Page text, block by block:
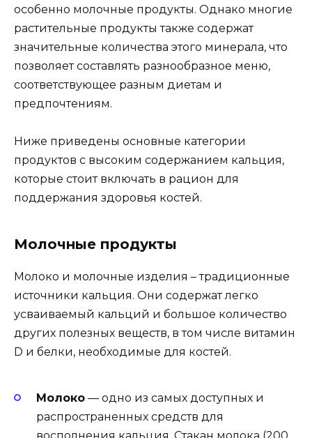
особенно молочные продукты. Однако многие
растительные продукты также содержат
значительные количества этого минерала, что
позволяет составлять разнообразное меню,
соответствующее разным диетам и
предпочтениям.
Ниже приведены основные категории
продуктов с высоким содержанием кальция,
которые стоит включать в рацион для
поддержания здоровья костей.
Молочные продукты
Молоко и молочные изделия – традиционные
источники кальция. Они содержат легко
усваиваемый кальций и большое количество
других полезных веществ, в том числе витамин
D и белки, необходимые для костей.
Молоко — одно из самых доступных и
распространенных средств для
восполнения кальция. Стакан молока (200